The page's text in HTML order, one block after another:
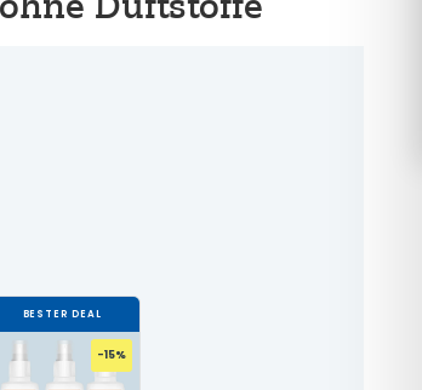
BESTER DEAL
-15%